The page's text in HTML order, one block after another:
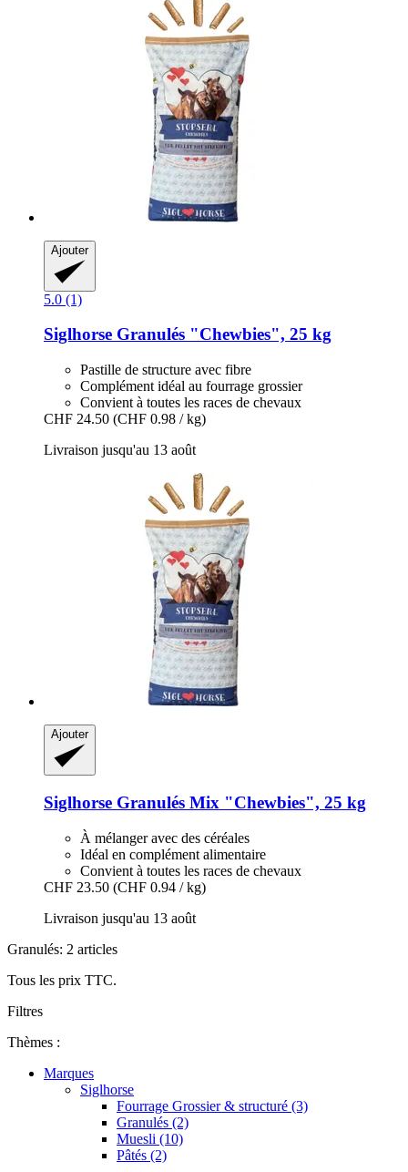
Ajouter
5.0 (1)
Siglhorse Granulés "Chewbies", 25 kg
Pastille de structure avec fibre
Complément idéal au fourrage grossier
Convient à toutes les races de chevaux
CHF 24.50 (CHF 0.98 / kg)
Livraison jusqu'au 13 août
Ajouter
Siglhorse Granulés Mix "Chewbies", 25 kg
À mélanger avec des céréales
Idéal en complément alimentaire
Convient à toutes les races de chevaux
CHF 23.50 (CHF 0.94 / kg)
Livraison jusqu'au 13 août
Granulés: 2 articles
Tous les prix TTC.
Filtres
Thèmes :
Marques
Siglhorse
Fourrage Grossier & structuré (3)
Granulés (2)
Muesli (10)
Pâtés (2)